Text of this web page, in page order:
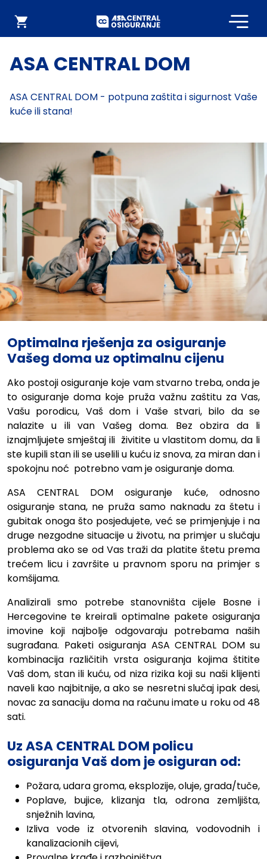
Webshop
ASA CENTRAL DOM
ASA CENTRAL DOM - potpuna zaštita i sigurnost Vaše
kuće ili stana!
Optimalna rješenja za osiguranje
Vašeg doma uz optimalnu cijenu
Ako postoji osiguranje koje vam stvarno treba, onda je
to osiguranje doma koje pruža važnu zaštitu za Vas,
Vašu porodicu, Vaš dom i Vaše stvari, bilo da se
nalazite u ili van Vašeg doma.
Bez obzira da li
iznajmljujete smještaj ili živitite u vlastitom domu, da li
ste kupili stan ili se uselili u kuću iz snova, za miran dan i
spokojnu noć potrebno vam je osiguranje doma.
ASA CENTRAL DOM osiguranje kuće, odnosno
osiguranje stana, ne pruža samo naknadu za štetu i
gubitak onoga što posjedujete, već se primjenjuje i na
druge nezgodne situacije u životu, na primjer u slučaju
problema ako se od Vas traži da platite štetu prema
trećem licu i završite u pravnom sporu na primjer s
komšijama.
Analizirali smo potrebe stanovništa cijele Bosne i
Hercegovine te kreirali optimalne pakete osiguranja
imovine koji najbolje odgovaraju potrebama naših
sugrađana. Paketi osiguranja ASA CENTRAL DOM su
kombinacija različitih vrsta osiguranja kojima štitite
Vaš dom, stan ili kuću, od niza rizika koji su naši klijenti
naveli kao najbitnije, a ako se nesretni slučaj ipak desi,
novac za sanaciju doma na računu imate u roku od 48
sati.
Uz ASA CENTRAL DOM policu
osiguranja Vaš dom je osiguran od:
Požara, udara groma, eksplozije, oluje, grada/tuče,
Poplave, bujice, klizanja tla, odrona zemljišta,
snježnih lavina,
Izliva vode iz otvorenih slavina, vodovodnih i
kanalizacionih cijevi,